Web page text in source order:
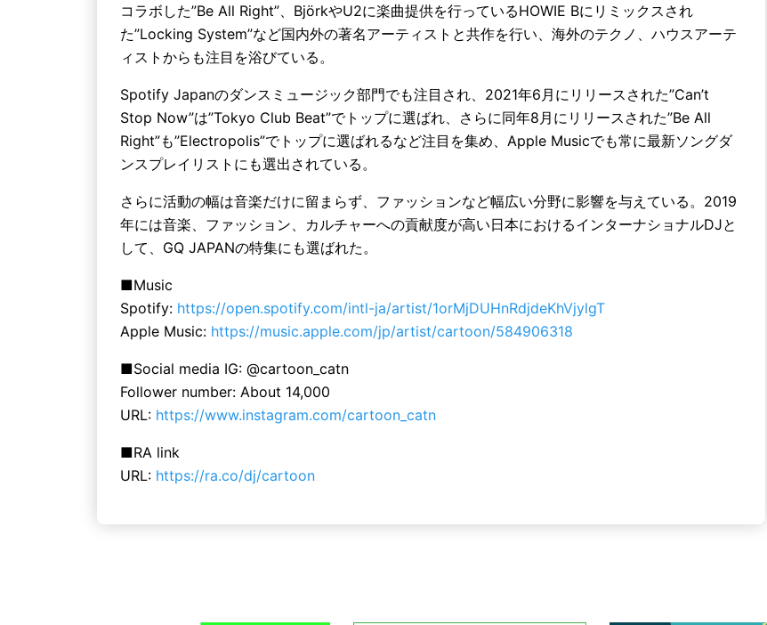
コラボした”Be All Right”、BjörkやU2に楽曲提供を行っているHOWIE Bにリミックスされ
た”Locking System”など国内外の著名アーティストと共作を行い、海外のテクノ、ハウスアーテ
ィストからも注目を浴びている。
Spotify Japanのダンスミュージック部門でも注目され、2021年6月にリリースされた”Can’t
Stop Now”は”Tokyo Club Beat”でトップに選ばれ、さらに同年8月にリリースされた”Be All
Right”も”Electropolis”でトップに選ばれるなど注目を集め、Apple Musicでも常に最新ソングダ
ンスプレイリストにも選出されている。
さらに活動の幅は音楽だけに留まらず、ファッションなど幅広い分野に影響を与えている。2019
年には音楽、ファッション、カルチャーへの貢献度が高い日本におけるインターナショナルDJと
して、GQ JAPANの特集にも選ばれた。
■Music
Spotify: https://open.spotify.com/intl-ja/artist/1orMjDUHnRdjdeKhVjylgT
Apple Music: https://music.apple.com/jp/artist/cartoon/584906318
■Social media IG: @cartoon_catn
Follower number: About 14,000
URL: https://www.instagram.com/cartoon_catn
■RA link
URL: https://ra.co/dj/cartoon